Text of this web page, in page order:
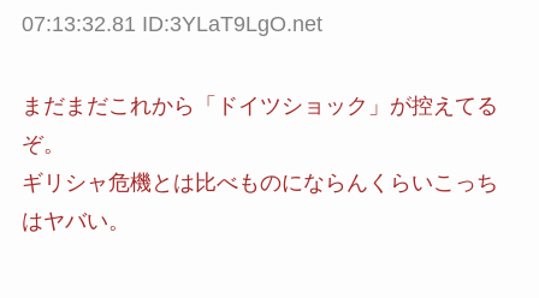
07:13:32.81 ID:3YLaT9LgO.net
まだまだこれから「ドイツショック」が控えてる
ぞ。
ギリシャ危機とは比べものにならんくらいこっち
はヤバい。